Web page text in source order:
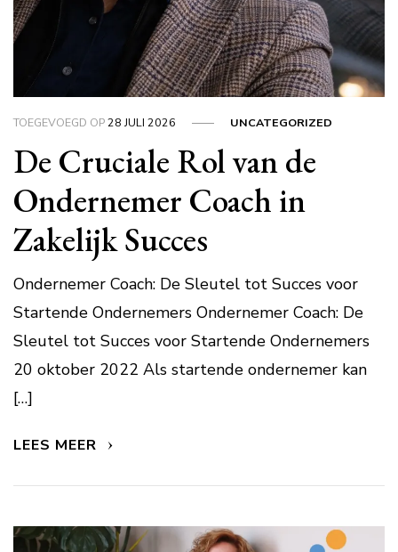
TOEGEVOEGD OP28 JULI 2026 UNCATEGORIZED
De Cruciale Rol van de
Ondernemer Coach in
Zakelijk Succes
Ondernemer Coach: De Sleutel tot Succes voor
Startende Ondernemers Ondernemer Coach: De
Sleutel tot Succes voor Startende Ondernemers
20 oktober 2022 Als startende ondernemer kan
[…]
LEES MEER